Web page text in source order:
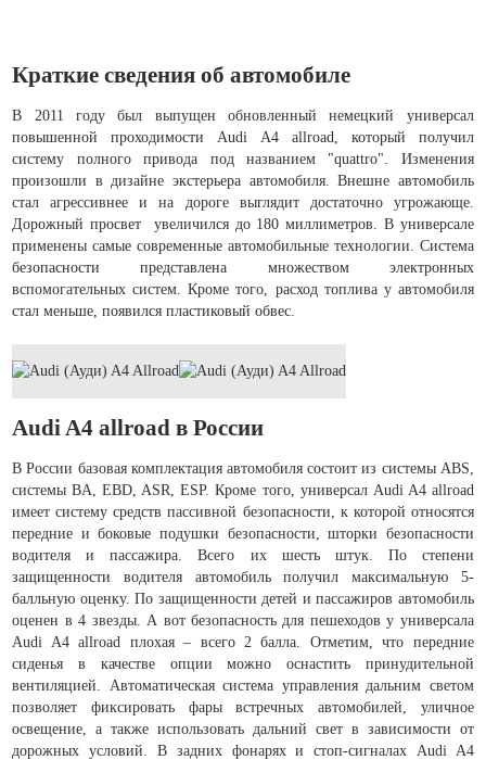
Краткие сведения об автомобиле
В 2011 году был выпущен обновленный немецкий универсал
повышенной проходимости Audi A4 allroad, который получил
систему полного привода под названием "quattro". Изменения
произошли в дизайне экстерьера автомобиля. Внешне автомобиль
стал агрессивнее и на дороге выглядит достаточно угрожающе.
Дорожный просвет увеличился до 180 миллиметров. В универсале
применены самые современные автомобильные технологии. Система
безопасности представлена множеством электронных
вспомогательных систем. Кроме того, расход топлива у автомобиля
стал меньше, появился пластиковый обвес.
Audi A4 allroad в России
В России базовая комплектация автомобиля состоит из системы ABS,
системы BA, EBD, ASR, ESP. Кроме того, универсал Audi A4 allroad
имеет систему средств пассивной безопасности, к которой относятся
передние и боковые подушки безопасности, шторки безопасности
водителя и пассажира. Всего их шесть штук. По степени
защищенности водителя автомобиль получил максимальную 5-
балльную оценку. По защищенности детей и пассажиров автомобиль
оценен в 4 звезды. А вот безопасность для пешеходов у универсала
Audi A4 allroad плохая – всего 2 балла. Отметим, что передние
сиденья в качестве опции можно оснастить принудительной
вентиляцией. Автоматическая система управления дальним светом
позволяет фиксировать фары встречных автомобилей, уличное
освещение, а также использовать дальний свет в зависимости от
дорожных условий. В задних фонарях и стоп-сигналах Audi A4